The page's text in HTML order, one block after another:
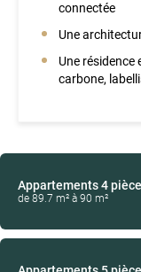
connectée
Une
Une
carbone,
Appartements4
de 89.7 m² à 90 m²